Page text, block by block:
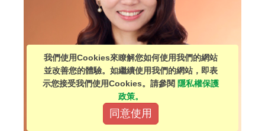
我們使用Cookies來瞭解您如何使用我們的網站
並改善您的體驗。如繼續使用我們的網站，即表
示您接受我們使用Cookies。請參閱 隱私權保護
政策。
同意使用